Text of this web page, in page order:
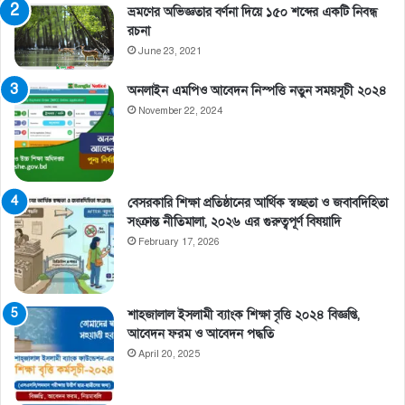
ভ্রমণের অভিজ্ঞতার বর্ণনা দিয়ে ১৫০ শব্দের একটি নিবন্ধ
রচনা
June 23, 2021
অনলাইন এমপিও আবেদন নিস্পত্তি নতুন সময়সূচী ২০২৪
November 22, 2024
বেসরকারি শিক্ষা প্রতিষ্ঠানের আর্থিক স্বচ্ছতা ও জবাবদিহিতা
সংক্রান্ত নীতিমালা, ২০২৬ এর গুরুত্বপূর্ণ বিষয়াদি
February 17, 2026
শাহজালাল ইসলামী ব্যাংক শিক্ষা বৃত্তি ২০২৪ বিজ্ঞপ্তি,
আবেদন ফরম ও আবেদন পদ্ধতি
April 20, 2025